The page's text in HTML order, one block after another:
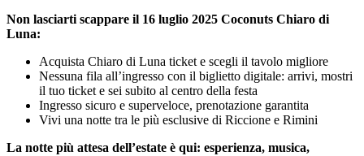
Non lasciarti scappare il 16 luglio 2025 Coconuts Chiaro di
Luna:
Acquista Chiaro di Luna ticket e scegli il tavolo migliore
Nessuna fila all’ingresso con il biglietto digitale: arrivi, mostri
il tuo ticket e sei subito al centro della festa
Ingresso sicuro e superveloce, prenotazione garantita
Vivi una notte tra le più esclusive di Riccione e Rimini
La notte più attesa dell’estate è qui: esperienza, musica,